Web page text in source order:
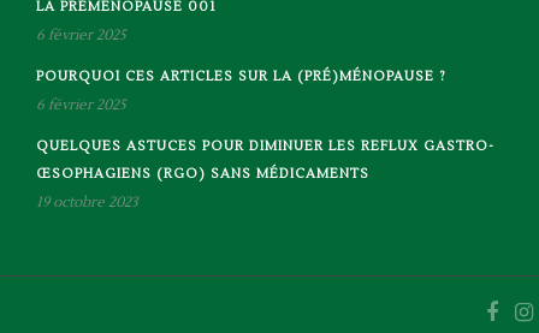
LA PRÉMÉNOPAUSE 001
6 février 2025
POURQUOI CES ARTICLES SUR LA (PRÉ)MÉNOPAUSE ?
6 février 2025
QUELQUES ASTUCES POUR DIMINUER LES REFLUX GASTRO-
ŒSOPHAGIENS (RGO) SANS MÉDICAMENTS
19 octobre 2023